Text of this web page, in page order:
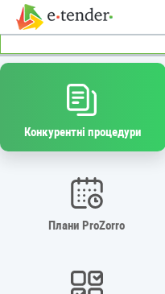
Конкурентні процедури
Плани ProZorro